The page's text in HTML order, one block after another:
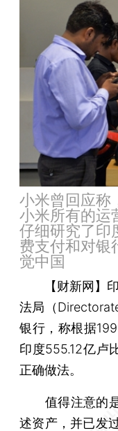
小米曾回应称
小米所有的运
仔细研究了印
费支付和对银
觉中国
【财新网】
法局（
银行，称根据
印度555.12亿卢
正确做法。
值得注意的是
述资产，并已发